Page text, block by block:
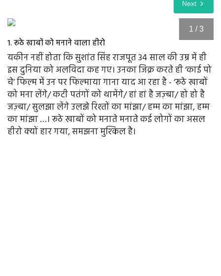
Next
1 / 3
1. रूठे खाबों को मनाने वाला हीरो
यकीन नहीं होता कि सुशांत सिंह राजपूत 34 साल की उम्र में ही
इस दुनिया को अलविदा कह गए। उनका जिक्र करते ही ‘काई पो
चे’ फिल्‍म में उन पर फिल्‍माया गाना याद आ रहा है - ‘रूठे खाबों
को मना लेंगे/ कटी पतंगों को थामेंगे/ हां हां है जज़्बा/ हो हो है
जज़्बा/ सुलझा लेंगे उलझे रिश्तों का मांझा/ हम्म का मांझा, हम्म
का मांझा …। रूठे खाबों को मनाते मनाते कई लोगों का असल
हीरो क्‍यों हार गया, समझना मुश्किल है।